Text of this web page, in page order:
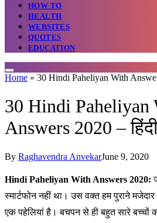
HOW TO
HEALTH
WEBSITES
QUOTES
EDUCATION
Home » 30 Hindi Paheliyan With
30 Hindi Paheliyan
Answers 2020 –
By Raghavendra AnvekarJune 9, 2020
Hindi Paheliyan With Answers 2020:
स्मार्टफोन नहीं था। उस वक्त हम पुराने
एक पहेलियां है। बचपन से ही बहुत सारे बच्चों